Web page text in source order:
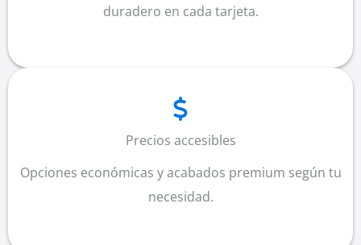
duradero en cada tarjeta.
Precios accesibles
Opciones económicas y acabados premium según tu
necesidad.